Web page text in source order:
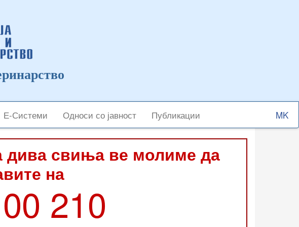
Е-Системи Односи со јавност Публикации
Select
your
дива свиња ве молиме да
на
210